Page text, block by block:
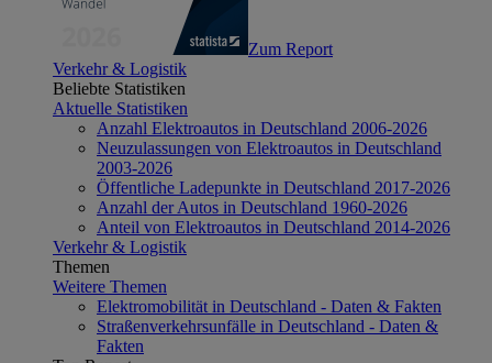
Zum Report
Verkehr & Logistik
Beliebte Statistiken
Aktuelle Statistiken
Anzahl Elektroautos in Deutschland 2006-2026
Neuzulassungen von Elektroautos in Deutschland
2003-2026
Öffentliche Ladepunkte in Deutschland 2017-2026
Anzahl der Autos in Deutschland 1960-2026
Anteil von Elektroautos in Deutschland 2014-2026
Verkehr & Logistik
Themen
Weitere Themen
Elektromobilität in Deutschland - Daten & Fakten
Straßenverkehrsunfälle in Deutschland - Daten &
Fakten